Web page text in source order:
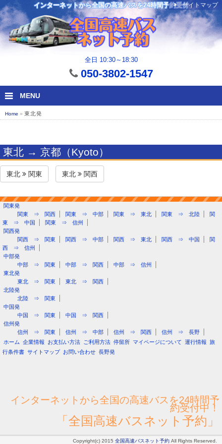
インターネットから全国の高速バスを24時間予約受付
全日 10:30～18:30
050-3802-1547
サイトマップ
MENU
Home » 東北発
東北 → 京都（Kyoto）
東北 関東 東北 関西
関東発
関東 ⇒ 関西
関東 ⇒ 中部 関東 ⇒ 東北 関東 ⇒ 北陸
関
東 ⇒ 中国
関東 ⇒ 信州
関西発
関西 ⇒ 関東
関西 ⇒ 中部 関西 ⇒ 東北 関西 ⇒ 中国
関
西 ⇒ 信州
中部発
中部 ⇒ 関東
中部 ⇒ 関西
中部 ⇒ 信州
東北発
東北 ⇒ 関東
東北 ⇒ 関西
北陸発
北陸 ⇒ 関東
中国発
中国 ⇒ 関東
中国 ⇒ 関西
信州発
信州 ⇒ 関東
信州 ⇒ 中部 信州 ⇒ 関西
信州 ⇒ 長野
ホーム 企業情報 お支払い方法 ご利用方法 停留所 マイページについて 運行情報 旅
行条件書 サイトマップ お問い合わせ 長野発
インターネットから全国の高速バスを24時間予
約受付中！
「全国高速バスネット予約」
Copyright(c) 2015 全国高速バスネット予約 All Rights Reserved.